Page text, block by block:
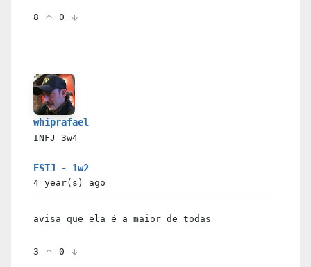
8 0
whiprafael
INFJ 3w4
ESTJ - 1w2
4 year(s) ago
avisa que ela é a maior de todas
3 0